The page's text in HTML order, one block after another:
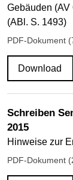
Gebäuden (AV
(ABl. S. 1493)
PDF-Dokument
Download
Schreiben
2015
Hinweise zur
PDF-Dokument